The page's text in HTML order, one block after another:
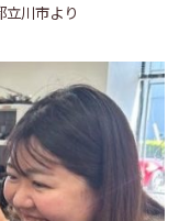
川市より